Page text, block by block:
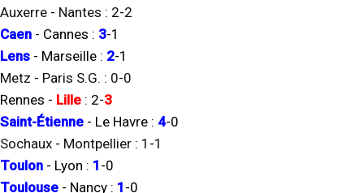
Auxerre - Nantes : 2-2
Caen - Cannes : 3-1
Lens - Marseille : 2-1
Metz - Paris S.G. : 0-0
Rennes - Lille : 2-3
Saint-Étienne - Le Havre : 4-0
Sochaux - Montpellier : 1 -1
Toulon - Lyon : 1 -0
Toulouse - Nancy : 1 -0